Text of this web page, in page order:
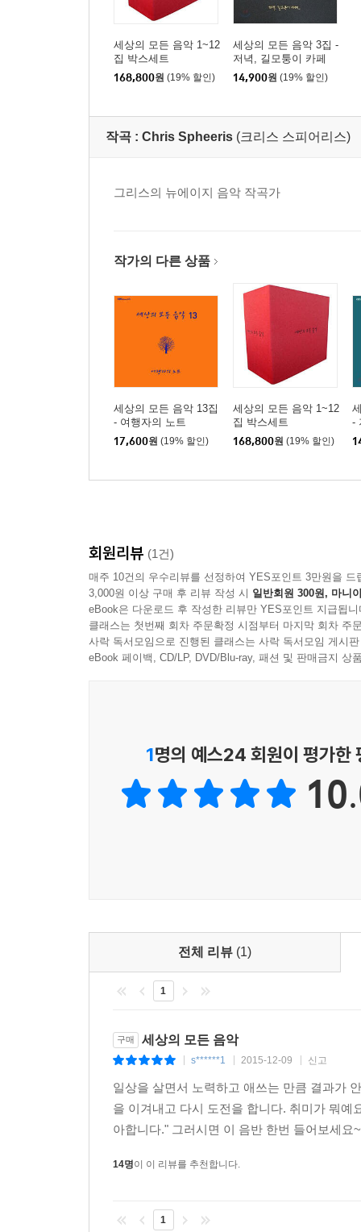
세상의 모든 음악 1~12
집 박스세트
168,800원 (19% 할인)
세상의 모든 음악 3집 -
저녁, 길모퉁이 카페
14,900원 (19% 할인)
작곡 : Chris Spheeris (크리스 스피어리스)
그리스의 뉴에이지 음악 작곡가
작가의 다른 상품
세상의 모든 음악 13집
- 여행자의 노트
17,600원 (19% 할인)
세상의 모든 음악 1~12
집 박스세트
168,800원 (19% 할인)
-
회원리뷰 (1건)
매주 10건의 우수리뷰를 선정하여 YES포인트 3만원을 드
3,000원 이상 구매 후 리뷰 작성 시 일반회원 300원, 마니
eBook은 다운로드 후 작성한 리뷰만 YES포인트 지급됩니
클래스는 첫번째 회차 주문확정 시점부터 마지막 회차 주
사락 독서모임으로 진행된 클래스는 사락 독서모임 게시
eBook 페이백, CD/LP, DVD/Blu-ray, 패션 및 판매금지 상
1명의 예스24 회원이 평가한
전체 리뷰 (1)
1
구매 세상의 모든 음악
s******1 2015-12-09 신고
일상을 살면서 노력하고 애쓰는 만큼 결과가
을 이겨내고 다시 도전을 합니다. 취미가 뭐예
아합니다." 그러시면 이 음반 한번 들어보세
14명이 이 리뷰를 추천합니다.
1